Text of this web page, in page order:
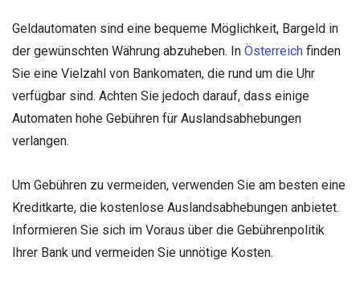
Geldautomaten sind eine bequeme Möglichkeit, Bargeld in
der gewünschten Währung abzuheben. In Österreich finden
Sie eine Vielzahl von Bankomaten, die rund um die Uhr
verfügbar sind. Achten Sie jedoch darauf, dass einige
Automaten hohe Gebühren für Auslandsabhebungen
verlangen.
Um Gebühren zu vermeiden, verwenden Sie am besten eine
Kreditkarte, die kostenlose Auslandsabhebungen anbietet.
Informieren Sie sich im Voraus über die Gebührenpolitik
Ihrer Bank und vermeiden Sie unnötige Kosten.